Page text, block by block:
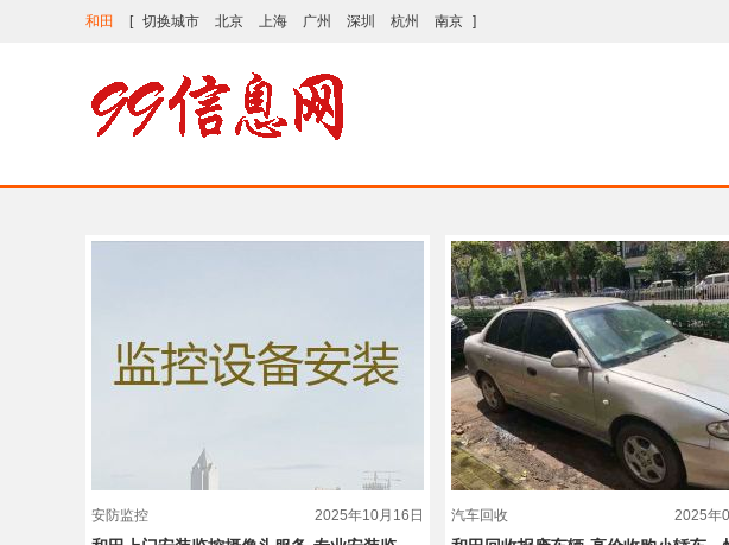
和田 [ 切换城市 北京 上海 广州 深圳 杭州 南京 ]
安防监控 2025年10月16日 汽车回收 2025年